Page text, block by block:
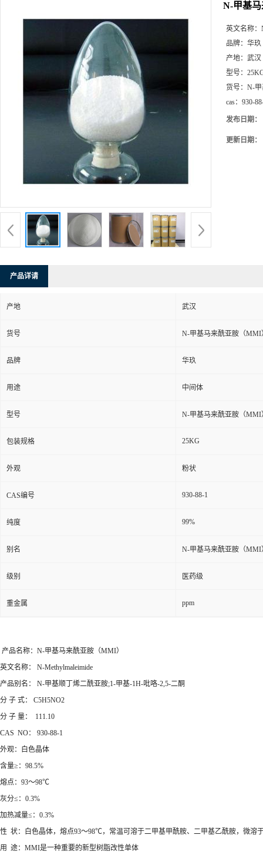
N-甲基
英文名称：
品牌： 华玖
产地： 武汉
型号：
货号： N-
cas： 930-
发布日期：
更新日期：
产品详请
产地 武汉
货号 N-甲基马来酰亚胺（MMI
品牌 华玖
用途 中间体
型号 N-甲基马来酰亚胺（MMI
包装规格 25KG
外观 粉状
CAS编号 930-88-1
纯度 99%
别名 N-甲基马来酰亚胺（MMI
级别 医药级
重金属 ppm
产品名称：N-甲基马来酰亚胺（MMI）
英文名称： N-Methylmaleimide
产品别名： N-甲基顺丁烯二酰亚胺;1-甲基-1H-吡咯-2,5-二酮
分 子 式： C5H5NO2
分 子 量： 111.10
CAS NO： 930-88-1
外观：白色晶体
含量≥：98.5%
熔点：93～98℃
灰分≤：0.3%
加热减量≤：0.3%
性 状：白色晶体，熔点93～98℃，常温可溶于二甲基甲酰胺、二甲基乙酰胺，微溶
用 途：MMI是一种重要的新型树脂改性单体